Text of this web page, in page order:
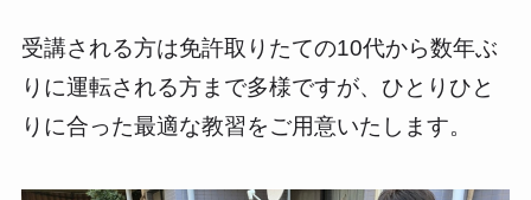
受講される方は免許取りたての10代から数年ぶ
りに運転される方まで多様ですが、ひとりひと
りに合った最適な教習をご用意いたします。